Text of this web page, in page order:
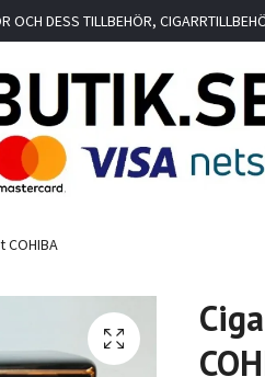
OCH DESS TILLBEHÖR,